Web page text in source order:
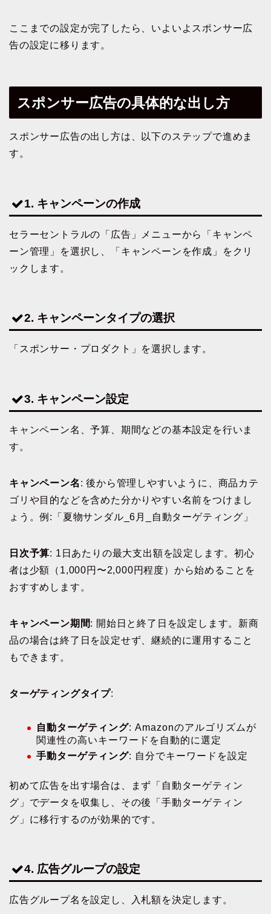
ここまでの設定が完了したら、いよいよスポンサー広
告の設定に移ります。
スポンサー広告の具体的な出し方
スポンサー広告の出し方は、以下のステップで進めま
す。
1. キャンペーンの作成
セラーセントラルの「広告」メニューから「キャンペ
ーン管理」を選択し、「キャンペーンを作成」をクリ
ックします。
2. キャンペーンタイプの選択
「スポンサー・プロダクト」を選択します。
3. キャンペーン設定
キャンペーン名、予算、期間などの基本設定を行いま
す。
キャンペーン名 : 後から管理しやすいように、商品カテ
ゴリや目的などを含めた分かりやすい名前をつけまし
ょう。例:「夏物サンダル_6月_自動ターゲティング」
日次予算: 1日あたりの最大支出額を設定します。初心
者は少額（1,000円〜2,000円程度）から始めることを
おすすめします。
キャンペーン期間: 開始日と終了日を設定します。新商
品の場合は終了日を設定せず、継続的に運用すること
もできます。
ターゲティングタイプ:
自動ターゲティング: Amazonのアルゴリズムが
関連性の高いキーワードを自動的に選定
手動ターゲティング: 自分でキーワードを設定
初めて広告を出す場合は、まず「自動ターゲティン
グ」でデータを収集し、その後「手動ターゲティン
グ」に移行するのが効果的です。
4. 広告グループの設定
広告グループ名を設定し、入札額を決定します。